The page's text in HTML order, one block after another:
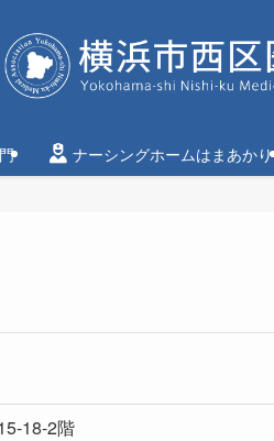
ナーシングホームはまあかり
18-2階